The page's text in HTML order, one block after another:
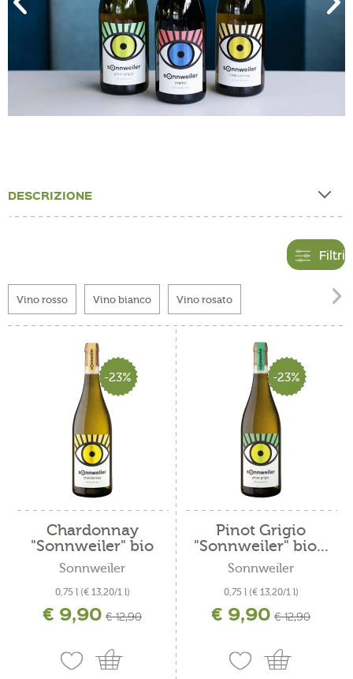
DESCRIZIONE
Filtri
Vino rosso Vino bianco Vino rosato 
-23%
Chardonnay
"Sonnweiler" bio
2025
Sonnweiler
0,75 l (€ 13,20/1 l)
€ 9,90 € 12,90
-23%
Pinot Grigio
"Sonnweiler" bio...
Sonnweiler
0,75 l (€ 13,20/1 l)
€ 9,90 € 12,90